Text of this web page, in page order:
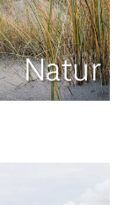
Natur